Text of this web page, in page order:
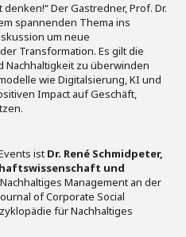
Der Gastredner, Prof. Dr.
spannenden Thema ins
um neue
Transformation. Es gilt die
Nachhaltigkeit zu überwinden
wie Digitalsierung, KI und
Impact auf Geschäft,
ist Dr. René Schmidpeter,
und
Management an der
of Corporate Social
für Nachhaltiges